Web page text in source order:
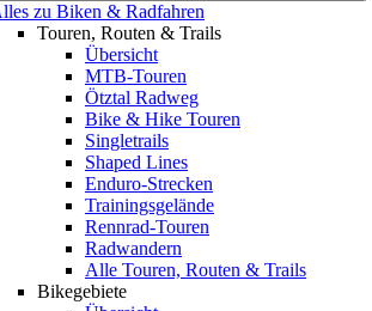
zu Biken & Radfahren
Touren, Routen & Trails
Übersicht
MTB-Touren
Ötztal Radweg
Bike & Hike Touren
Singletrails
Shaped Lines
Enduro-Strecken
Trainingsgelände
Rennrad-Touren
Radwandern
Alle Touren, Routen & Trails
Bikegebiete